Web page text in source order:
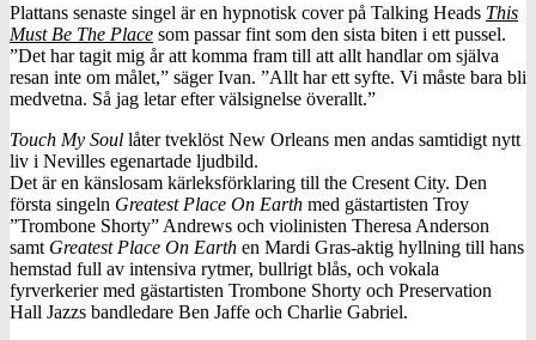
Plattans senaste singel är en hypnotisk cover på Talking Heads This
Must Be The Place som passar fint som den sista biten i ett pussel.
”Det har tagit mig år att komma fram till att allt handlar om själva
resan inte om målet,” säger Ivan. ”Allt har ett syfte. Vi måste bara bli
medvetna. Så jag letar efter välsignelse överallt.”
Touch My Soul låter tveklöst New Orleans men andas samtidigt nytt
liv i Nevilles egenartade ljudbild.
Det är en känslosam kärleksförklaring till the Cresent City. Den
första singeln Greatest Place On Earth med gästartisten Troy
”Trombone Shorty” Andrews och violinisten Theresa Anderson
samt Greatest Place On Earth en Mardi Gras-aktig hyllning till hans
hemstad full av intensiva rytmer, bullrigt blås, och vokala
fyrverkerier med gästartisten Trombone Shorty och Preservation
Hall Jazzs bandledare Ben Jaffe och Charlie Gabriel.